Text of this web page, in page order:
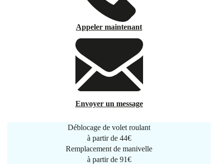
Appeler maintenant
Envoyer un message
Déblocage de volet roulant
à partir de 44€
Remplacement de manivelle
à partir de 91€